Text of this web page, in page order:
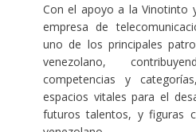
Con el apoyo a la Vinotinto
empresa de
uno de los principales
venezolano,
competencias y
espacios vitales para el
futuros talentos, y figuras